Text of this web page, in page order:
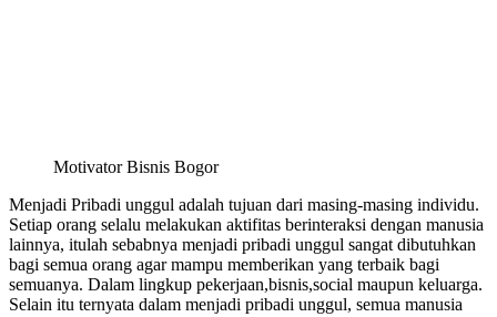
Motivator Bisnis Bogor
Menjadi Pribadi unggul adalah tujuan dari masing-masing individu.
Setiap orang selalu melakukan aktifitas berinteraksi dengan manusia
lainnya, itulah sebabnya menjadi pribadi unggul sangat dibutuhkan
bagi semua orang agar mampu memberikan yang terbaik bagi
semuanya. Dalam lingkup pekerjaan,bisnis,social maupun keluarga.
Selain itu ternyata dalam menjadi pribadi unggul, semua manusia